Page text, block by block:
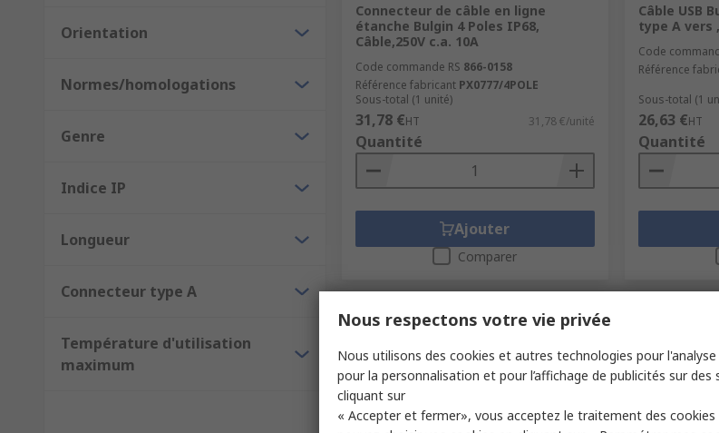
Orientation
Normes/homologations
Genre
Indice IP
Longueur
Connecteur type A
Température d'utilisation
maximum
Connecteur de câble en ligne
étanche Bulgin 4 Poles IP68,
Câble,250V c.a. 10A
Code commande RS 866-0158
Référence fabricant PX0777/4POLE
Sous-total (1 unité)
31,78 €HT 31,78 €/unité
Quantité
Ajouter
Comparer
Câble USB
type A vers
Code
Référence
Sous-total (1
26,63 €HT
Quantité
Nous respectons votre vie privée
Nous utilisons des cookies et autres technologies pour
pour la personnalisation et pour l’affichage de publicités sur
cliquant sur
« Accepter et fermer», vous acceptez le traitement des cookies